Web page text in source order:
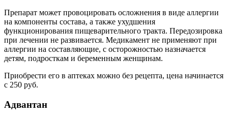
Препарат может провоцировать осложнения в виде аллергии
на компоненты состава, а также ухудшения
функционирования пищеварительного тракта. Передозировка
при лечении не развивается. Медикамент не применяют при
аллергии на составляющие, с осторожностью назначается
детям, подросткам и беременным женщинам.
Приобрести его в аптеках можно без рецепта, цена начинается
с 250 руб.
Адвантан